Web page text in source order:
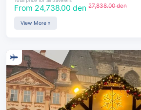
From 24,738.00 den 27,838.00 den
View More »